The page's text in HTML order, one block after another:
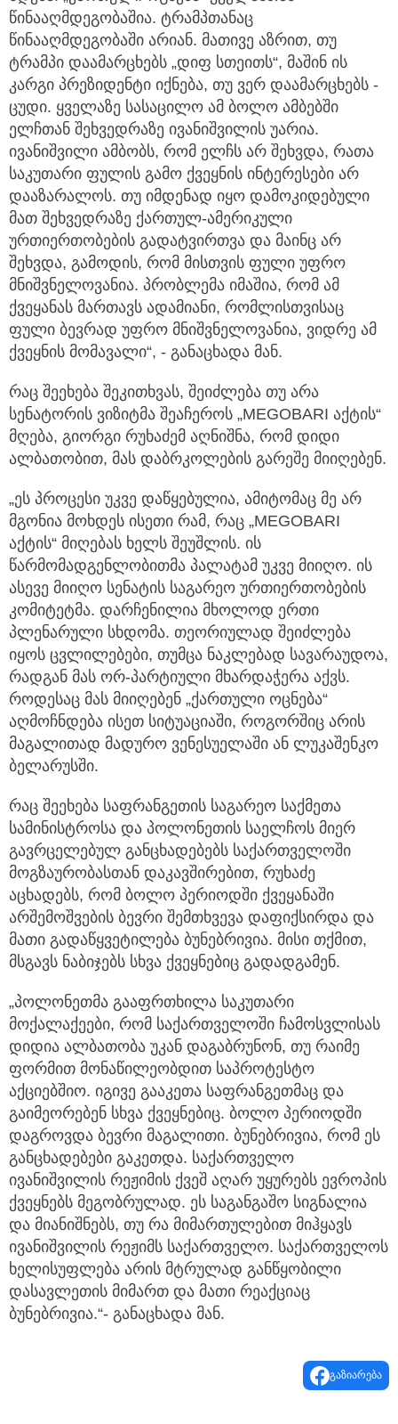
წინააღმდეგობაშია. ტრამპთანაც
წინააღმდეგობაში არიან. მათივე აზრით, თუ
ტრამპი დაამარცხებს „დიფ სთეითს“, მაშინ ის
კარგი პრეზიდენტი იქნება, თუ ვერ დაამარცხებს -
ცუდი. ყველაზე სასაცილო ამ ბოლო ამბებში
ელჩთან შეხვედრაზე ივანიშვილის უარია.
ივანიშვილი ამბობს, რომ ელჩს არ შეხვდა, რათა
საკუთარი ფულის გამო ქვეყნის ინტერესები არ
დააზარალოს. თუ იმდენად იყო დამოკიდებული
მათ შეხვედრაზე ქართულ-ამერიკული
ურთიერთობების გადატვირთვა და მაინც არ
შეხვდა, გამოდის, რომ მისთვის ფული უფრო
მნიშვნელოვანია. პრობლემა იმაშია, რომ ამ
ქვეყანას მართავს ადამიანი, რომლისთვისაც
ფული ბევრად უფრო მნიშვნელოვანია, ვიდრე ამ
ქვეყნის მომავალი“, - განაცხადა მან.
რაც შეეხება შეკითხვას, შეიძლება თუ არა
სენატორის ვიზიტმა შეაჩეროს „MEGOBARI აქტის“
მღება, გიორგი რუხაძემ აღნიშნა, რომ დიდი
ალბათობით, მას დაბრკოლების გარეშე მიიღებენ.
„ეს პროცესი უკვე დაწყებულია, ამიტომაც მე არ
მგონია მოხდეს ისეთი რამ, რაც „MEGOBARI
აქტის“ მიღებას ხელს შეუშლის. ის
წარმომადგენლობითმა პალატამ უკვე მიიღო. ის
ასევე მიიღო სენატის საგარეო ურთიერთობების
კომიტეტმა. დარჩენილია მხოლოდ ერთი
პლენარული სხდომა. თეორიულად შეიძლება
იყოს ცვლილებები, თუმცა ნაკლებად სავარაუდოა,
რადგან მას ორ-პარტიული მხარდაჭერა აქვს.
როდესაც მას მიიღებენ „ქართული ოცნება“
აღმოჩნდება ისეთ სიტუაციაში, როგორშიც არის
მაგალითად მადურო ვენესუელაში ან ლუკაშენკო
ბელარუსში.
რაც შეეხება საფრანგეთის საგარეო საქმეთა
სამინისტროსა და პოლონეთის საელჩოს მიერ
გავრცელებულ განცხადებებს საქართველოში
მოგზაურობასთან დაკავშირებით, რუხაძე
აცხადებს, რომ ბოლო პერიოდში ქვეყანაში
არშემოშვების ბევრი შემთხვევა დაფიქსირდა და
მათი გადაწყვეტილება ბუნებრივია. მისი თქმით,
მსგავს ნაბიჯებს სხვა ქვეყნებიც გადადგამენ.
„პოლონეთმა გააფრთხილა საკუთარი
მოქალაქეები, რომ საქართველოში ჩამოსვლისას
დიდია ალბათობა უკან დაგაბრუნონ, თუ რაიმე
ფორმით მონაწილეობდით საპროტესტო
აქციებშიო. იგივე გააკეთა საფრანგეთმაც და
გაიმეორებენ სხვა ქვეყნებიც. ბოლო პერიოდში
დაგროვდა ბევრი მაგალითი. ბუნებრივია, რომ ეს
განცხადებები გაკეთდა. საქართველო
ივანიშვილის რეჟიმის ქვეშ აღარ უყურებს ევროპის
ქვეყნებს მეგობრულად. ეს საგანგაშო სიგნალია
და მიანიშნებს, თუ რა მიმართულებით მიჰყავს
ივანიშვილის რეჟიმს საქართველო. საქართველოს
ხელისუფლება არის მტრულად განწყობილი
დასავლეთის მიმართ და მათი რეაქციაც
ბუნებრივია.“- განაცხადა მან.
გაზიარება